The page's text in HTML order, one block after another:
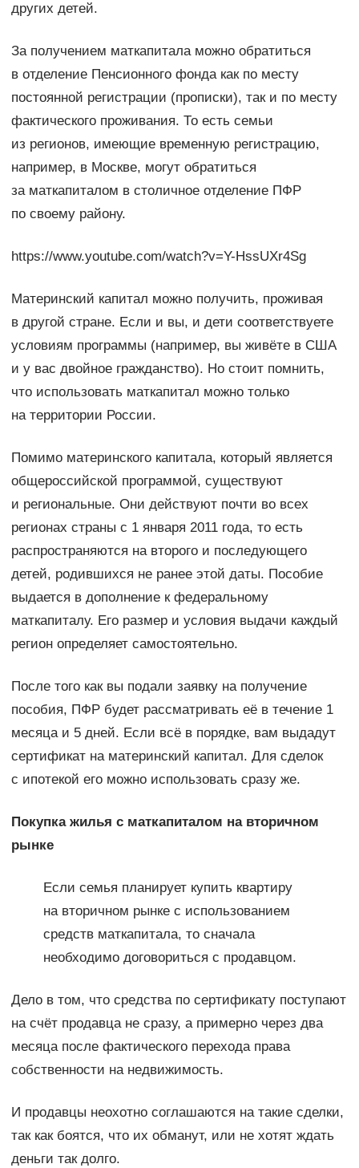
других детей.
За получением маткапитала можно обратиться
в отделение Пенсионного фонда как по месту
постоянной регистрации (прописки), так и по месту
фактического проживания. То есть семьи
из регионов, имеющие временную регистрацию,
например, в Москве, могут обратиться
за маткапиталом в столичное отделение ПФР
по своему району.
https://www.youtube.com/watch?v=Y-HssUXr4Sg
Материнский капитал можно получить, проживая
в другой стране. Если и вы, и дети соответствуете
условиям программы (например, вы живёте в США
и у вас двойное гражданство). Но стоит помнить,
что использовать маткапитал можно только
на территории России.
Помимо материнского капитала, который является
общероссийской программой, существуют
и региональные. Они действуют почти во всех
регионах страны с 1 января 2011 года, то есть
распространяются на второго и последующего
детей, родившихся не ранее этой даты. Пособие
выдается в дополнение к федеральному
маткапиталу. Его размер и условия выдачи каждый
регион определяет самостоятельно.
После того как вы подали заявку на получение
пособия, ПФР будет рассматривать её в течение 1
месяца и 5 дней. Если всё в порядке, вам выдадут
сертификат на материнский капитал. Для сделок
с ипотекой его можно использовать сразу же.
Покупка жилья с маткапиталом на вторичном
рынке
Если семья планирует купить квартиру
на вторичном рынке с использованием
средств маткапитала, то сначала
необходимо договориться с продавцом.
Дело в том, что средства по сертификату поступают
на счёт продавца не сразу, а примерно через два
месяца после фактического перехода права
собственности на недвижимость.
И продавцы неохотно соглашаются на такие сделки,
так как боятся, что их обманут, или не хотят ждать
деньги так долго.